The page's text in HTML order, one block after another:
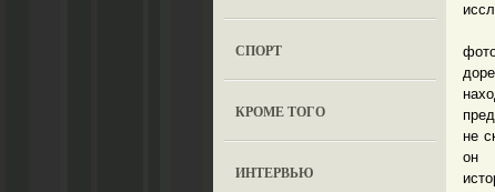
СПОРТ
КРОМЕ ТОГО
ИНТЕРВЬЮ
не
он